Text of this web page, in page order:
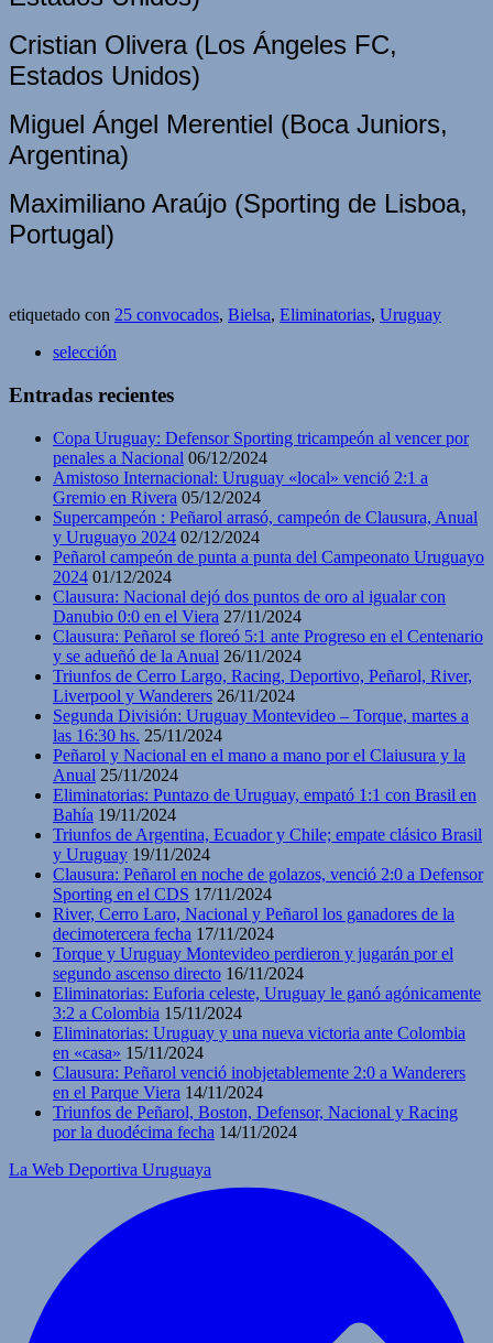
Cristian Olivera (Los Ángeles FC,
Estados Unidos)
Miguel Ángel Merentiel (Boca Juniors,
Argentina)
Maximiliano Araújo (Sporting de Lisboa,
Portugal)
etiquetado con 25 convocados, Bielsa, Eliminatorias, Uruguay
selección
Entradas recientes
Copa Uruguay: Defensor Sporting tricampeón al vencer por
penales a Nacional 06/12/2024
Amistoso Internacional: Uruguay «local» venció 2:1 a
Gremio en Rivera 05/12/2024
Supercampeón : Peñarol arrasó, campeón de Clausura, Anual
y Uruguayo 2024 02/12/2024
Peñarol campeón de punta a punta del Campeonato Uruguayo
2024 01/12/2024
Clausura: Nacional dejó dos puntos de oro al igualar con
Danubio 0:0 en el Viera 27/11/2024
Clausura: Peñarol se floreó 5:1 ante Progreso en el Centenario
y se adueñó de la Anual 26/11/2024
Triunfos de Cerro Largo, Racing, Deportivo, Peñarol, River,
Liverpool y Wanderers 26/11/2024
Segunda División: Uruguay Montevideo – Torque, martes a
las 16:30 hs. 25/11/2024
Peñarol y Nacional en el mano a mano por el Claiusura y la
Anual 25/11/2024
Eliminatorias: Puntazo de Uruguay, empató 1:1 con Brasil en
Bahía 19/11/2024
Triunfos de Argentina, Ecuador y Chile; empate clásico Brasil
y Uruguay 19/11/2024
Clausura: Peñarol en noche de golazos, venció 2:0 a Defensor
Sporting en el CDS 17/11/2024
River, Cerro Laro, Nacional y Peñarol los ganadores de la
decimotercera fecha 17/11/2024
Torque y Uruguay Montevideo perdieron y jugarán por el
segundo ascenso directo 16/11/2024
Eliminatorias: Euforia celeste, Uruguay le ganó agónicamente
3:2 a Colombia 15/11/2024
Eliminatorias: Uruguay y una nueva victoria ante Colombia
en «casa» 15/11/2024
Clausura: Peñarol venció inobjetablemente 2:0 a Wanderers
en el Parque Viera 14/11/2024
Triunfos de Peñarol, Boston, Defensor, Nacional y Racing
por la duodécima fecha 14/11/2024
La Web Deportiva Uruguaya